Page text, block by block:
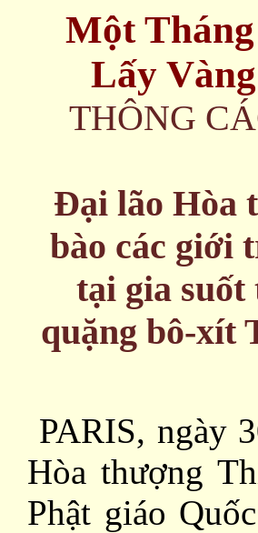
Một
Lấy
THÔNG
Đại lão Hòa
bào các giới
tại gia suốt
quặng bô-xít
PARIS, ngày
Hòa thượng
Phật giáo